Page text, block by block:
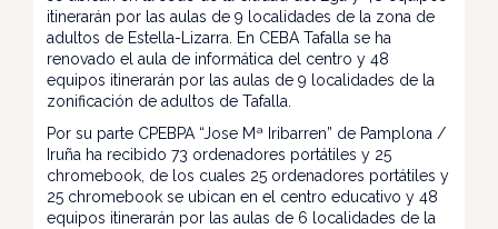
itinerarán por las aulas de 9 localidades de la zona de
adultos de Estella-Lizarra. En CEBA Tafalla se ha
renovado el aula de informática del centro y 48
equipos itinerarán por las aulas de 9 localidades de la
zonificación de adultos de Tafalla.
Por su parte CPEBPA “Jose Mª Iribarren” de Pamplona /
Iruña ha recibido 73 ordenadores portátiles y 25
chromebook, de los cuales 25 ordenadores portátiles y
25 chromebook se ubican en el centro educativo y 48
equipos itinerarán por las aulas de 6 localidades de la